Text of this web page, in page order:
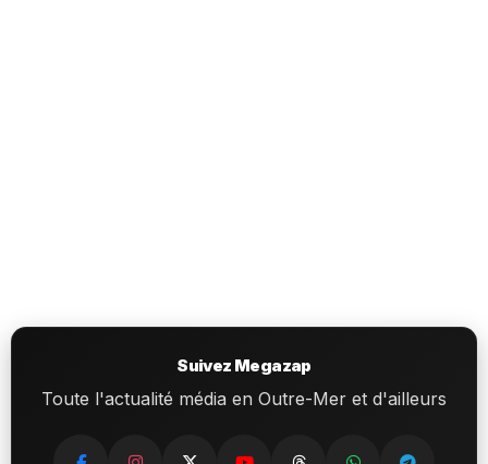
Suivez Megazap
Toute l'actualité média en Outre-Mer et d'ailleurs